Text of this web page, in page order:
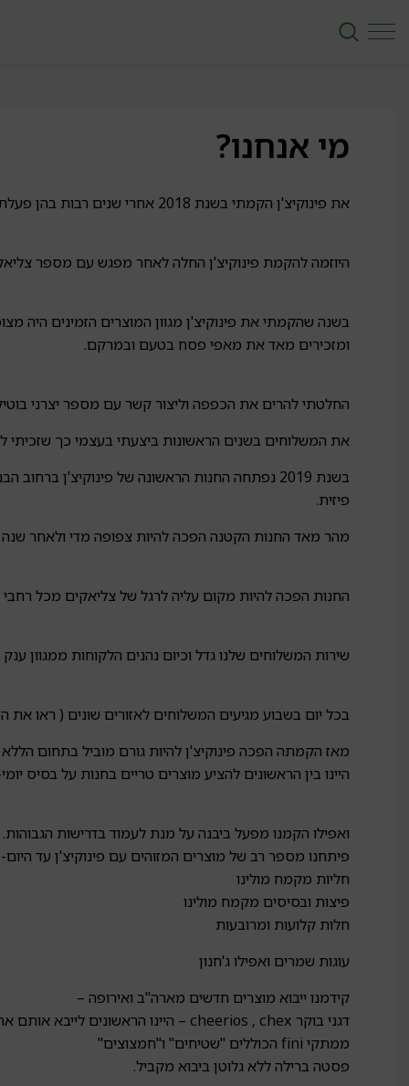
מי אנחנו?
את פינוקיצ'ן הקמתי בשנת 2018 אחרי שנים רבות בהן פעלתי בתחום השיווק והמכירות של ציוד רפואי בחברות בינ"ל.
היוזמה להקמת פינוקיצ'ן החלה לאחר מפגש עם מספר
בשנה שהקמתי את פינוקיצ'ן מגוון המוצרים הזמינים היה
ומזכירים מאד את מאפי פסח בטעם ובמרקם.
החלטתי להרים את הכפפה וליצור קשר עם מספר יצרני
את המשלוחים בשנים הראשונות ביצעתי בעצמי כך שזכיתי להכיר מאות
בשנת 2019 נפתחה החנות הראשונה של פינוקיצ'ן
פיזית.
מהר מאד החנות הקטנה הפכה להיות צפופה מדי ולאחר שנה פתחתי
החנות הפכה להיות מקום עליה לרגל של צליאקים מכל
שירות המשלוחים שלנו גדל וכיום נהנים הלקוחות ממגוון
בכל יום בשבוע מגיעים המשלוחים לאזורים שונים ( ראו
מאז הקמתה הפכה פינוקיצ'ן להיות גורם מוביל בתחום
היינו בין הראשונים להציע מוצרים טריים בחנות על בסיס
ואפילו הקמנו מפעל ביבנה על מנת לעמוד בדרישות הגבוהות.
פיתחנו מספר רב של מוצרים המזוהים עם פינוקיצ'ן עד היום-
חליות מקמח מולינו
פיצות ובסיסים מקמח מולינו
חלות קלועות ומרובעות
עוגות שמרים ואפילו ג'חנון
קידמנו ייבוא מוצרים חדשים מארה"ב ואירופה –
דגני בוקר cheerios , chex – היינו הראשונים לייבא אותם ארצה.
ממתקי fini הכוללים "שטיחים" ו"חמצוצים"
פסטה ברילה ללא גלוטן ביבוא מקביל.